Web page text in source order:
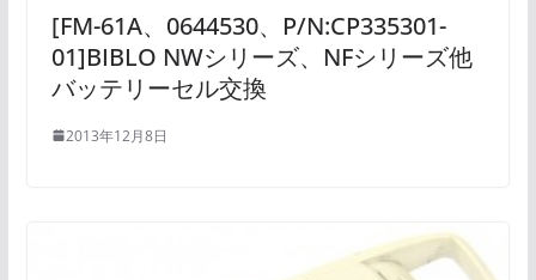
[FM-61A、0644530、P/N:CP335301-
01]BIBLO NWシリーズ、NFシリーズ他
バッテリーセル交換
2013年12月8日